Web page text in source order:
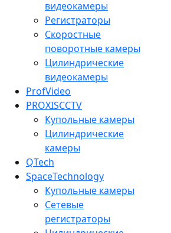
видеокамеры
Регистраторы
Скоростные
поворотные камеры
Цилиндрические
видеокамеры
ProfVideo
PROXISCCTV
Купольные камеры
Цилиндрические
камеры
QTech
SpaceTechnology
Купольные камеры
Сетевые
регистраторы